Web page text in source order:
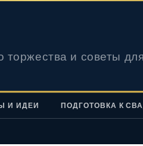
торжества и советы
И ИДЕИ ПОДГОТОВКА К